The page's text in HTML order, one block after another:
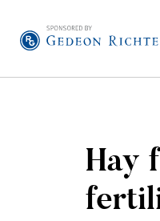
Hay